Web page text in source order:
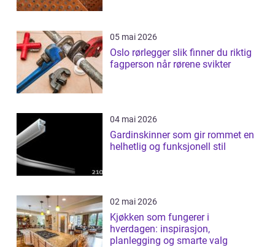
05 mai 2026
Oslo rørlegger slik finner du riktig
fagperson når rørene svikter
04 mai 2026
Gardinskinner som gir rommet en
helhetlig og funksjonell stil
02 mai 2026
Kjøkken som fungerer i
hverdagen: inspirasjon,
planlegging og smarte valg